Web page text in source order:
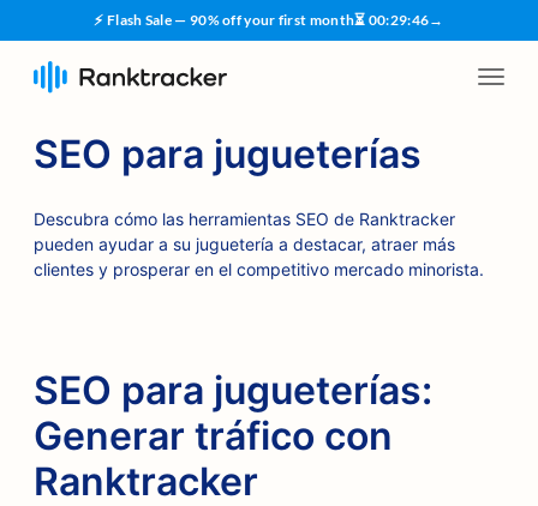
⚡ Flash Sale — 90% off your first month⏳ 00:29:45→
SEO para jugueterías
Descubra cómo las herramientas SEO de Ranktracker
pueden ayudar a su juguetería a destacar, atraer más
clientes y prosperar en el competitivo mercado minorista.
SEO para jugueterías:
Generar tráfico con
Ranktracker